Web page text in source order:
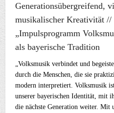
Generationsübergreifend,
musikalischer Kreativität //
„Impulsprogramm
als bayerische Tradition
„Volksmusik verbindet und
durch die Menschen, die sie
modern interpretiert. Volksmusik
unserer bayerischen Identität, mit
die nächste Generation weiter. Mit